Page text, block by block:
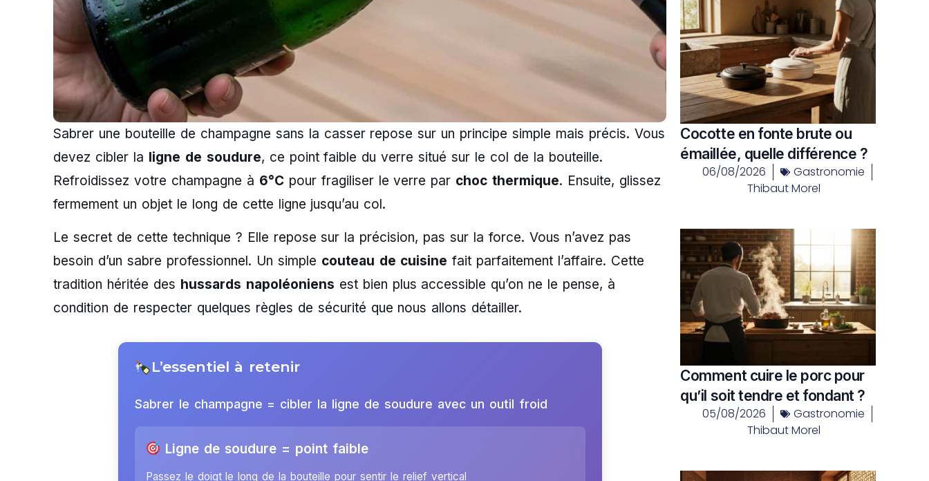
Sabrer une bouteille de champagne sans la casser repose sur un principe simple mais précis. Vous
devez cibler la ligne de soudure, ce point faible du verre situé sur le col de la bouteille.
Refroidissez votre champagne à 6°Cpour fragiliser le verre par choc thermique. Ensuite, glissez
fermement un objet le long de cette ligne jusqu’au col.
Le secret de cette technique ? Elle repose sur la précision, pas sur la force. Vous n’avez pas
besoin d’un sabre professionnel. Un simple couteau de cuisine fait parfaitement l’affaire. Cette
tradition héritée des hussards napoléoniens est bien plus accessible qu’on ne le pense, à
condition de respecter quelques règles de sécurité que nous allons détailler.
L’essentiel à retenir
Sabrer le champagne = cibler la ligne de soudure avec un outil froid
Ligne de soudure = point faible
Passez le doigt le long de la bouteille pour sentir le relief vertical
Cocotte en fonte brute ou
émaillée, quelle différence ?
06/08/2026
Gastronomie
Thibaut Morel
Comment cuire le porc pour
qu’il soit tendre et fondant ?
05/08/2026
Gastronomie
Thibaut Morel